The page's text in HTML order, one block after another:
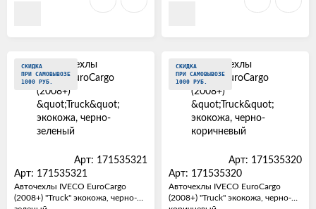
СКИДКА
ПРИ САМОВЫВОЗЕ
1000 РУБ.
Арт: 171535321
Арт: 171535321
Авточехлы IVECO EuroCargo
(2008+) "Truck" экокожа, черно-
СКИДКА
ПРИ САМОВЫВОЗЕ
1000 РУБ.
Арт: 171535320
Арт: 171535320
Авточехлы IVECO EuroCargo
(2008+) "Truck" экокожа, черно-